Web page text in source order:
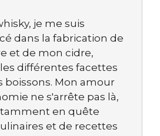
je me suis
dans la fabrication de
et de mon cidre,
différentes facettes
boissons. Mon amour
ne s'arrête pas là,
en quête
et de recettes